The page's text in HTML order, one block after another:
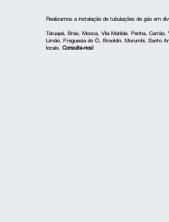
Realizamos a instalação de tubulações de gás em
Tatuapé, Brás, Mooca, Vila Matilde, Penha, Carrão,
Limão, Freguesia do Ó, Brooklin, Morumbi, Santo
locais.Consulte-nos!